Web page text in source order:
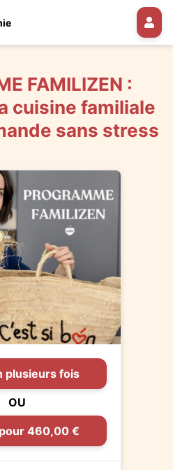
FAMILIZEN :
cuisine familiale
sans stress
plusieurs fois
OU
460,00 €